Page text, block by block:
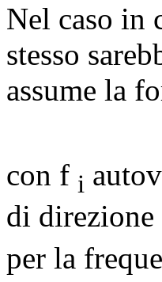
Nel caso in
stesso
assume la
con f i
di direzione
per la